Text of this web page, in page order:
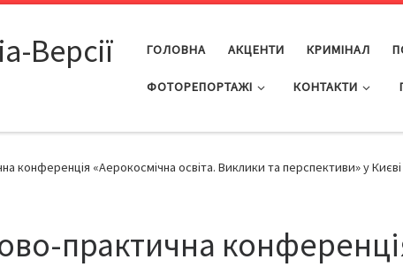
Версії ГОЛОВНА АКЦЕНТИ КРИМІНАЛ
ФОТОРЕПОРТАЖІ КОНТАКТИ
конференція «Аерокосмічна освіта. Виклики та перспективи» у Києві
практична